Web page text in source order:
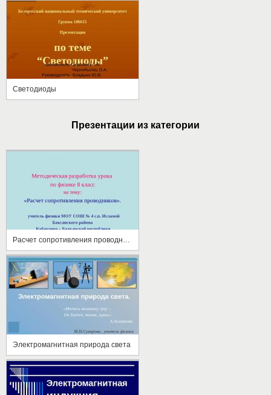
Светодиоды
Презентации из категории
Электромагнитная природа света